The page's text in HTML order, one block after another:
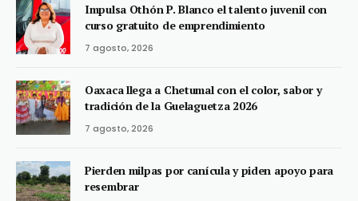
Impulsa Othón P. Blanco el talento juvenil con
curso gratuito de emprendimiento
7 agosto, 2026
Oaxaca llega a Chetumal con el color, sabor y
tradición de la Guelaguetza 2026
7 agosto, 2026
Pierden milpas por canícula y piden apoyo para
resembrar